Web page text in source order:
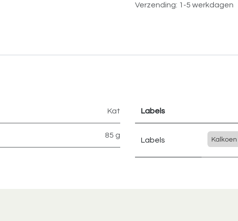
Verzending: 1-5 werkdagen
Kat
85 g
Labels
Labels Kalkoen